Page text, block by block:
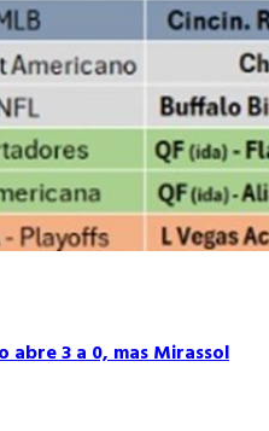
3 a 0, mas Mirassol